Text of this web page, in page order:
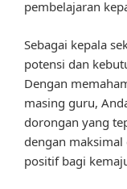
pembelajaran
Sebagai kepala
potensi dan
Dengan
masing guru,
dorongan yang
dengan
positif bagi